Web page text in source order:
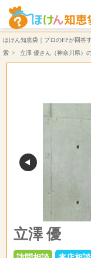
立澤 優さん（対応エリア 埼玉県, 千葉県, 東京都, 神
ほけん知恵袋｜プロのFPが回答
索
立澤 優さん（神奈川県）
立澤 優